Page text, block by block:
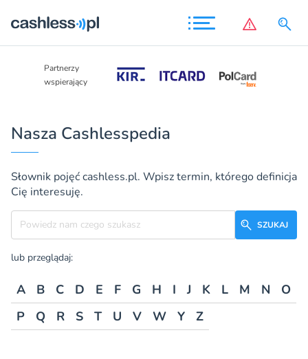
Partnerzy
wspierający
Nasza Cashlesspedia
Słownik pojęć cashless.pl. Wpisz termin, którego definicja
Cię interesuję.
Szukane hasło
SZUKAJ
lub przeglądaj:
A B C D E F G H I J K L M N
O
P
Q R S T U V W Y Z